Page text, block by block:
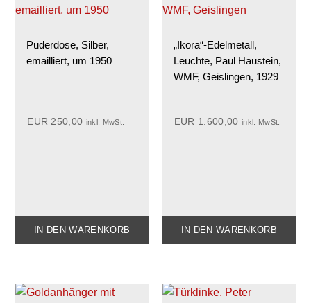
Puderdose, Silber,
emailliert, um 1950
EUR 250,00 inkl. MwSt.
IN DEN WARENKORB
„Ikora“-Edelmetall,
Leuchte, Paul Haustein,
WMF, Geislingen, 1929
EUR 1.600,00 inkl. MwSt.
IN DEN WARENKORB